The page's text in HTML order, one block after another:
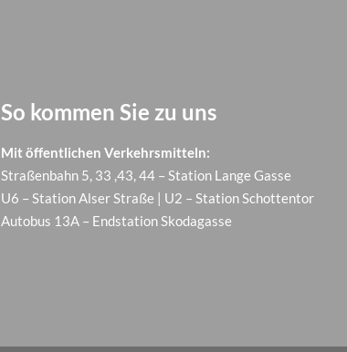
So kommen Sie zu uns
Mit öffentlichen Verkehrsmitteln:
Straßenbahn 5, 33 ,43, 44 – Station Lange Gasse
U6 – Station Alser Straße | U2 – Station Schottentor
Autobus 13A – Endstation Skodagasse